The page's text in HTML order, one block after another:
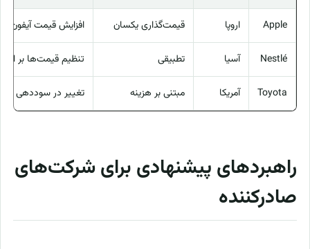
Apple اروپا قیمت‌گذاری یکسان افزایش قیمت آیفون
Nestlé آسیا تطبیقی تنظیم قیمت‌ها بر
Toyota آمریکا مبتنی بر هزینه تغییر در سوددهی با
راهبردهای پیشنهادی برای شرکت‌های
صادرکننده